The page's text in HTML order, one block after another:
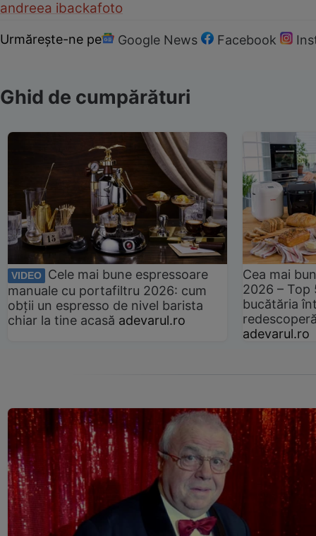
andreea ibackafoto
Urmărește-ne pe Google News Facebook
Ghid de cumpărături
VIDEO
Cele mai bune espressoare
manuale cu portafiltru 2026: cum
obții un espresso de nivel barista
chiar la tine acasă adevarul.ro
Cea mai
2026 –
bucătăria
adevarul.ro